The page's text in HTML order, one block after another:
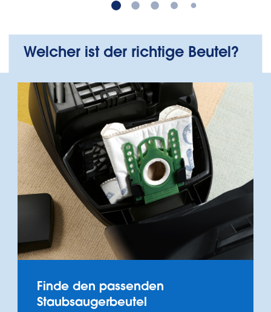
Welcher ist der richtige Beutel?
Finde den passenden
Staubsaugerbeutel